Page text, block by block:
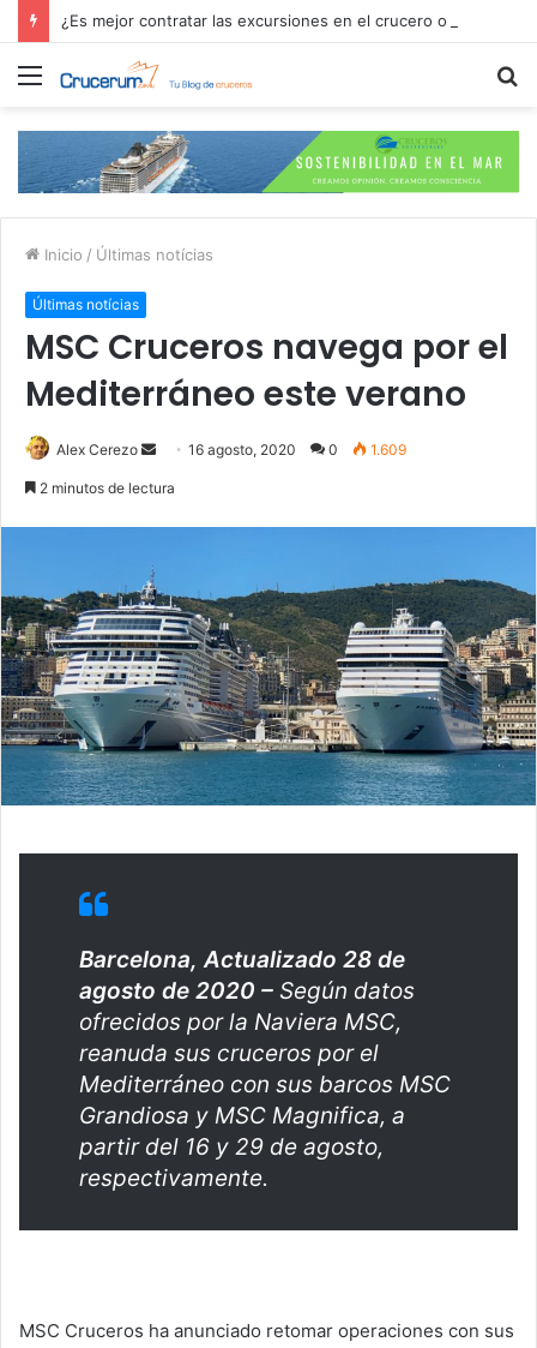
Menú
Inicio / Últimas notícias
Últimas notícias
MSC Cruceros navega por el
Mediterráneo este verano
Alex Cerezo
Send16 agosto, 2020 0 1.609
2 minutos de lectura
Barcelona, Actualizado 28 de
agosto de 2020 – Según datos
ofrecidos por la Naviera MSC,
reanuda sus cruceros por el
Mediterráneo con sus barcos MSC
Grandiosa y MSC Magnifica, a
partir del 16 y 29 de agosto,
respectivamente.
MSC Cruceros ha anunciado retomar operaciones con sus